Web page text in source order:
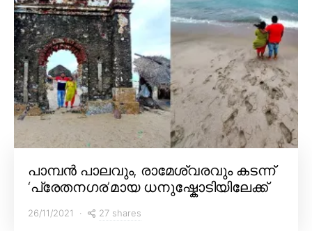
പാമ്പൻ പാലവും, രാമേശ്വരവും കടന്ന്
‘പ്രേതനഗര’മായ ധനുഷ്കോടിയിലേക്ക്
26/11/2021 27 shares